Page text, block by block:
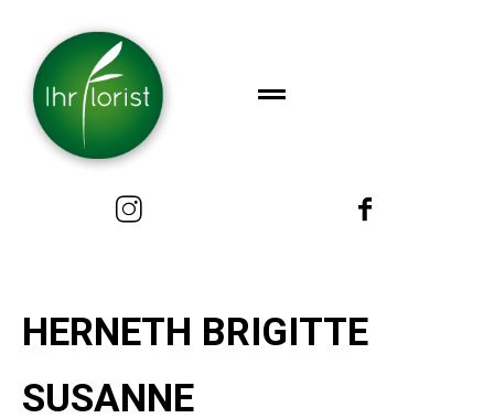
HERNETH BRIGITTE
SUSANNE